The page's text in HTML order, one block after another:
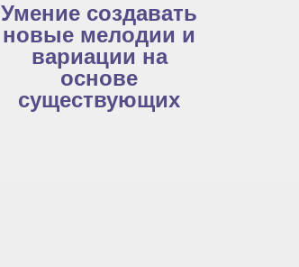
Умение создавать
новые мелодии и
вариации на
основе
существующих